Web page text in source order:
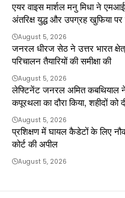
एयर वाइस मार्शल मनु मिधा ने
अंतरिक्ष युद्ध और उपग्रह खुफिया पर
August 5, 2026
जनरल धीरज सेठ ने उत्तर भारत
परिचालन तैयारियों की समीक्षा की
August 5, 2026
लेफ्टिनेंट जनरल अमित कबथियाल
कपूरथला का दौरा किया, शहीदों को
August 5, 2026
प्रशिक्षण में घायल कैडेटों के लिए
कोर्ट की अपील
August 5, 2026